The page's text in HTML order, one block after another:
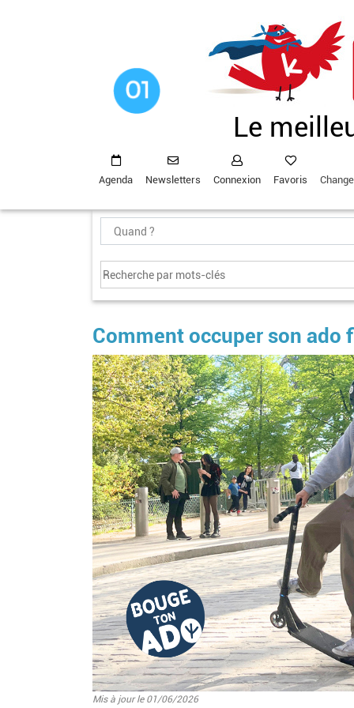
Le
Agenda Newsletters Connexion Favoris
Comment occuper son ado
Image
Mis à jour le 01/06/2026